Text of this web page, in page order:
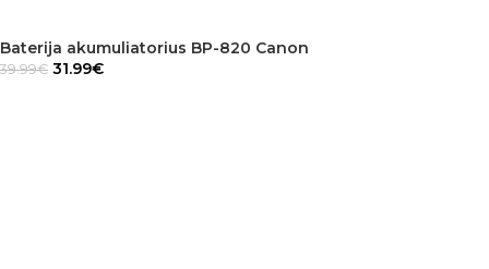
Baterija akumuliatorius BP-820 Canon
39.99€ 31.99€